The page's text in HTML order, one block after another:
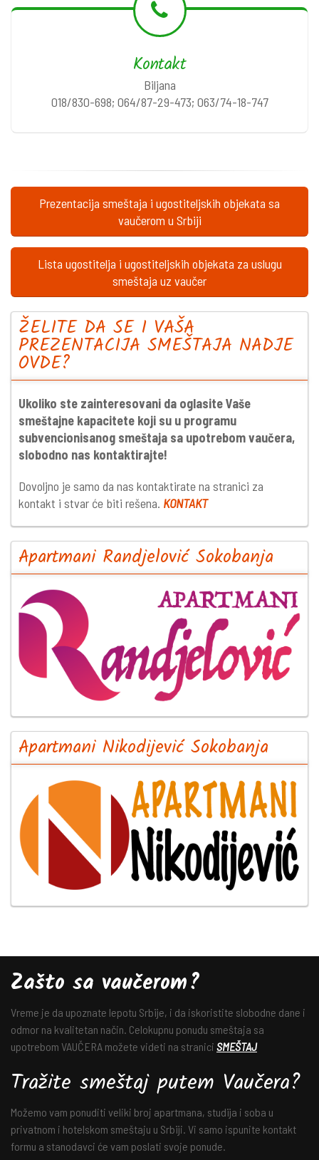
Kontakt
Biljana
018/830-698; 064/87-29-473; 063/74-18-747
Prezentacija smeštaja i ugostiteljskih objekata sa
vaučerom u Srbiji
Lista ugostitelja i ugostiteljskih objekata za uslugu
smeštaja uz vaučer
ŽELITE DA SE I VAŠA
PREZENTACIJA SMEŠTAJA NADJE
OVDE?
Ukoliko ste zainteresovani da oglasite Vaše
smeštajne kapacitete koji su u programu
subvencionisanog smeštaja sa upotrebom vaučera,
slobodno nas kontaktirajte!
Dovoljno je samo da nas kontaktirate na stranici za
kontakt i stvar će biti rešena. KONTAKT
Apartmani Randjelović Sokobanja
Apartmani Nikodijević Sokobanja
Zašto sa vaučerom?
Vreme je da upoznate lepotu Srbije, i da iskoristite slobodne dane i
odmor na kvalitetan način. Celokupnu ponudu smeštaja sa
upotrebom VAUČERA možete videti na stranici SMEŠTAJ
Tražite smeštaj putem Vaučera?
Možemo vam ponuditi veliki broj apartmana, studija i soba u
privatnom i hotelskom smeštaju u Srbiji. Vi samo ispunite kontakt
formu a stanodavci će vam poslati svoje ponude.